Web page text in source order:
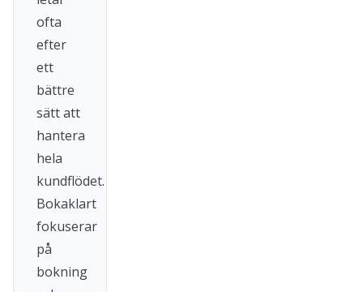
ofta
efter
ett
bättre
sätt att
hantera
hela
kundflödet.
Bokaklart
fokuserar
på
bokning